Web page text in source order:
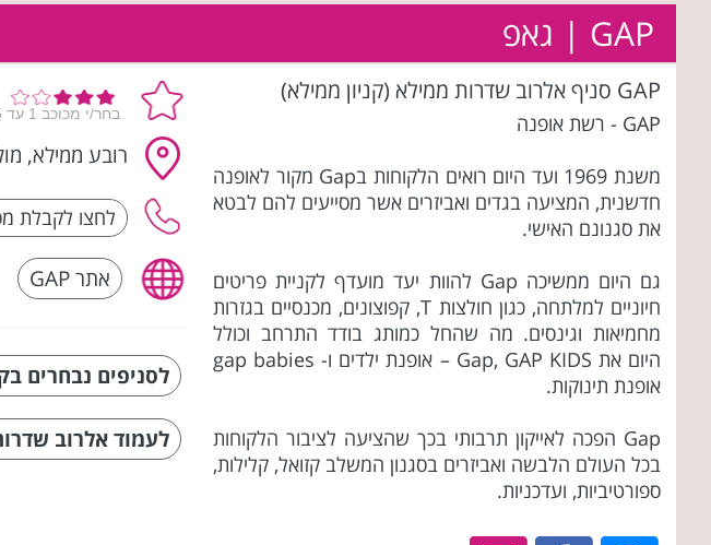
GAP | גאפ
GAP סניף אלרוב שדרות ממילא (קניון ממילא)
GAP - רשת אופנה
משנת 1969 ועד היום רואים הלקוחות בGap מקור לאופנה
חדשנית, המציעה בגדים ואביזרים אשר מסייעים להם לבטא
את סגנונם האישי.
גם היום ממשיכה Gap להוות יעד מועדף לקניית פריטים
חיוניים למלתחה, כגון חולצות T, קפוצונים, מכנסיים בגזרות
מחמיאות וגינסים. מה שהחל כמותג בודד התרחב וכולל
היום את Gap, GAP KIDS – אופנת ילדים ו- gap babies
אופנת תינוקות.
Gap הפכה לאייקון תרבותי בכך שהציעה לציבור הלקוחות
בכל העולם הלבשה ואביזרים בסגנון המשלב קזואל, קלילות,
ספורטיביות, ועדכניות.
רובע ממילא,
אתר GAP
לסניפים נבחרים
לעמוד אלרוב